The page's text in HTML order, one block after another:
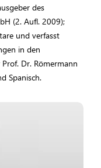
des
(2. Aufl. 2009);
und verfasst
in den
Dr. Römermann
Spanisch.